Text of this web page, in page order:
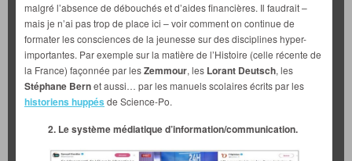
malgré l’absence de débouchés et d’aides financières. Il faudrait –
mais je n’ai pas trop de place ici – voir comment on continue de
formater les consciences de la jeunesse sur des disciplines hyper-
importantes. Par exemple sur la matière de l’Histoire (celle récente de
la France) façonnée par lesZemmour, les Lorant Deutsch, les
Stéphane Bernet aussi… par les manuels scolaires écrits par les
historiens huppés de Science-Po.
2. Le système médiatique d’information/communication.